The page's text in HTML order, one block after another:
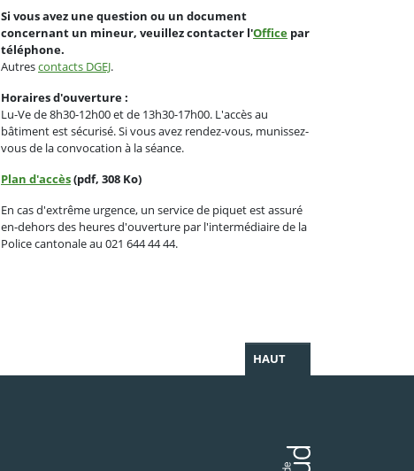
Si vous avez une question ou un document
concernant un mineur, veuillez contacter l'Office par
téléphone.
Autrescontacts DGEJ.
Horaires d'ouverture :
Lu-Ve de 8h30-12h00 et de 13h30-17h00. L'accès au
bâtiment est sécurisé. Si vous avez rendez-vous, munissez-
vous de la convocation à la séance.
Plan d'accès(pdf, 308 Ko)
En cas d'extrême urgence, un service de piquet est assuré
en-dehors des heures d'ouverture par l'intermédiaire de la
Police cantonale au 021 644 44 44.
HAUT